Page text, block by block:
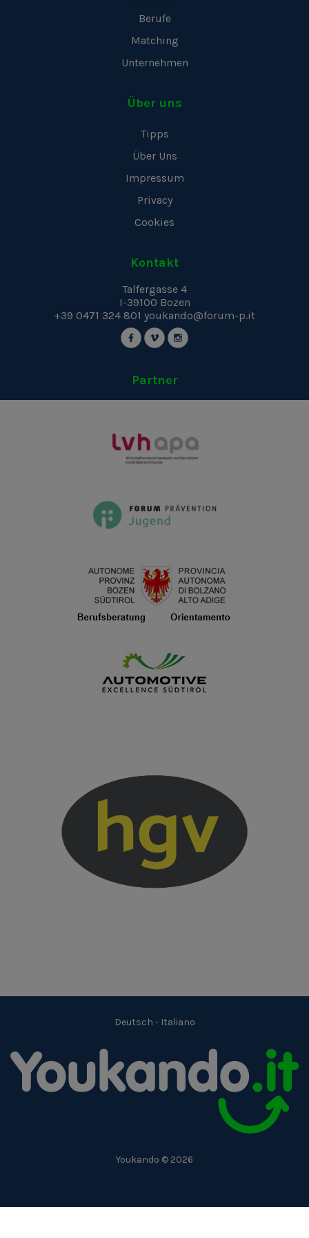
Berufe
Matching
Unternehmen
Über uns
Tipps
Über Uns
Impressum
Privacy
Cookies
Kontakt
Talfergasse 4
I-39100 Bozen
+39 0471 324 801 youkando@forum-p.it
Partner
Deutsch - Italiano
Youkando © 2026